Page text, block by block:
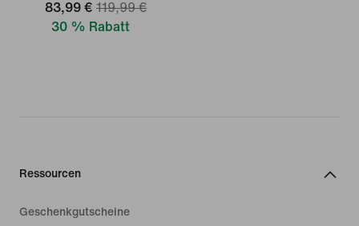
83,99 € 119,99 €
30 % Rabatt
Ressourcen
Geschenkgutscheine